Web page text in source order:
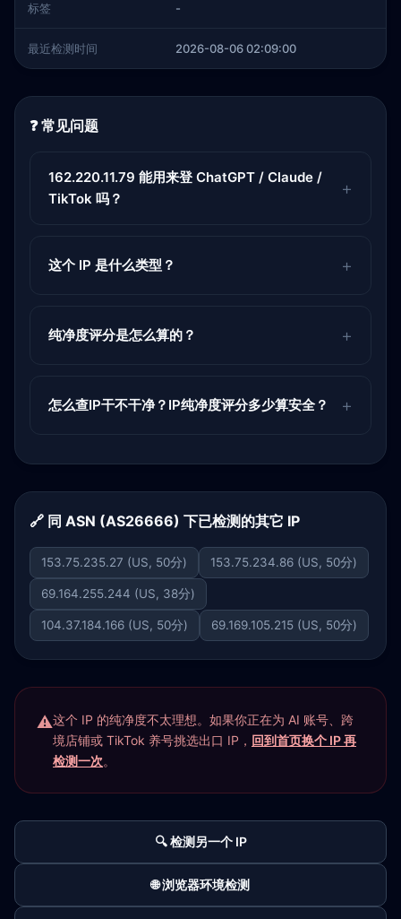
标签 -
最近检测时间 2026-08-06 02:09:00
❓ 常见问题
162.220.11.79 能用来登 ChatGPT / Claude /
TikTok 吗？
这个 IP 是什么类型？
纯净度评分是怎么算的？
怎么查IP干不干净？IP纯净度评分多少算安全？
🔗 同 ASN (AS26666) 下已检测的其它 IP
153.75.235.27 (US, 50分) 153.75.234.86 (US, 50分)
69.164.255.244 (US, 38分)
104.37.184.166 (US, 50分) 69.169.105.215 (US, 50分)
这个 IP 的纯净度不太理想。如果你正在为 AI 账号、跨
境店铺或 TikTok 养号挑选出口 IP， 回到首页换个 IP 再
检测一次。
🔍 检测另一个 IP
🌐 浏览器环境检测